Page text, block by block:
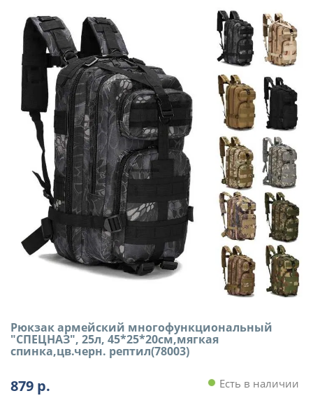
Рюкзак армейский многофункциональный
"СПЕЦНАЗ", 25л, 45*25*20см,мягкая
спинка,цв.черн. рептил(78003)
879 р. Есть в наличии